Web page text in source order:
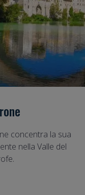
concentra la sua
nella Valle del